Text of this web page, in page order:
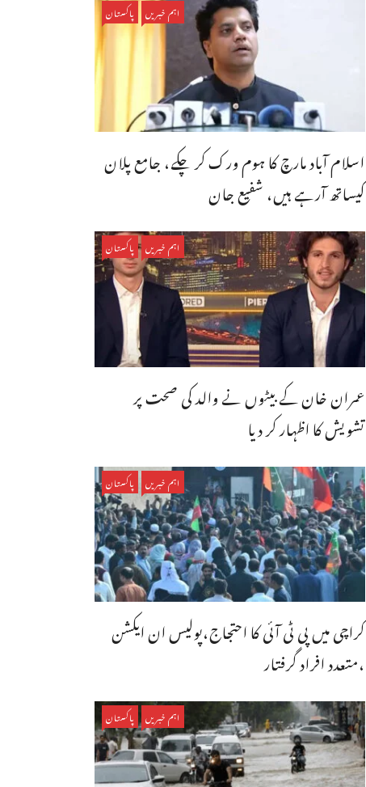
اہم خبریں پاکستان
اسلام آباد مارچ کا ہوم ورک کر چکے، جامع پلان
کیساتھ آرہے ہیں، شفیع جان
اہم خبریں پاکستان
عمران خان کے بیٹوں نے والد کی صحت پر
تشویش کا اظہار کر دیا
اہم خبریں پاکستان
کراچی میں پی ٹی آئی کا احتجاج،پولیس ان ایکشن
،متعدد افراد گرفتار
اہم خبریں پاکستان